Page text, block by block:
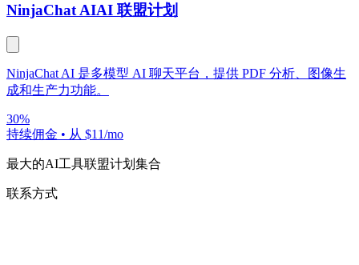
NinjaChat AIAI 联盟计划
NinjaChat AI 是多模型 AI 聊天平台，提供 PDF 分析、图像生
成和生产力功能。
30%
持续佣金 • 从 $11/mo
最大的AI工具联盟计划集合
联系方式